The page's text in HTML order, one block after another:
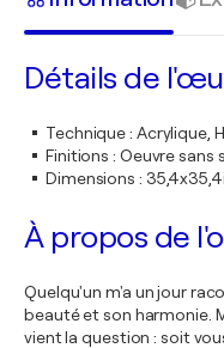
Détails de
Technique: Acrylique,
Finitions : Oeuvre sans
Dimensions :
À propos de
Quelqu'un m'a un jour
beauté et son harmonie.
vient la question : soit